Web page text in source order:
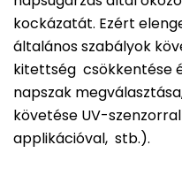
kockázatát. Ezért
általános szabályok
kitettség csökkentése
napszak
követése UV-
applikációval, stb.).